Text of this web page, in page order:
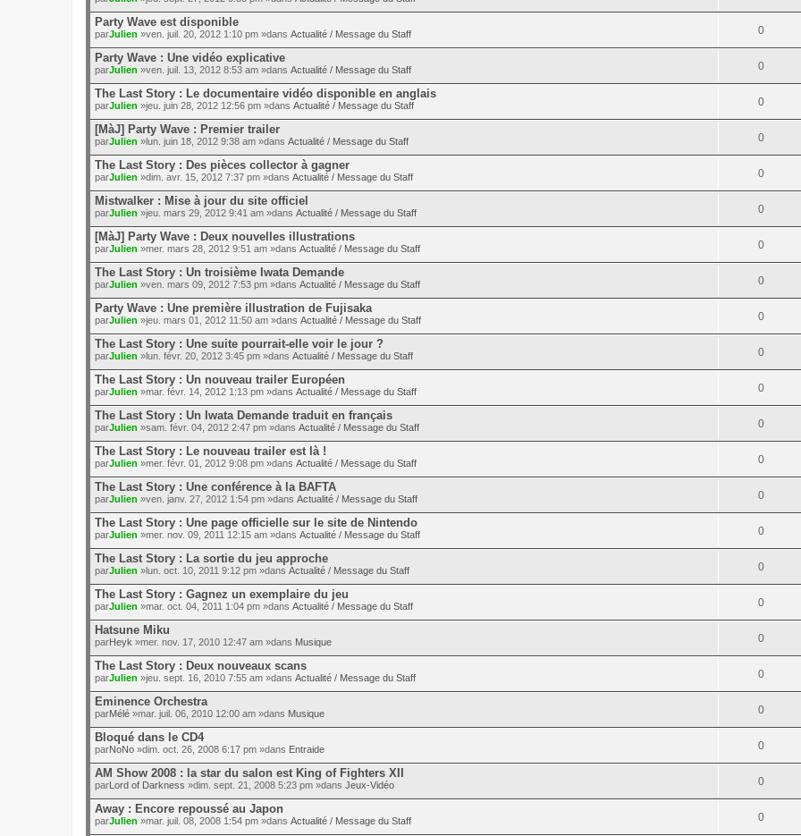
Party Wave est disponible
parJulien »ven. juil. 20, 2012 1:10 pm »dans Actualité / Message du Staff 0
Party Wave : Une vidéo explicative
parJulien »ven. juil. 13, 2012 8:53 am »dans Actualité / Message du Staff 0
The Last Story : Le documentaire vidéo disponible en anglais
parJulien »jeu. juin 28, 2012 12:56 pm »dans Actualité / Message du Staff 0
[MàJ] Party Wave : Premier trailer
parJulien »lun. juin 18, 2012 9:38 am »dans Actualité / Message du Staff 0
The Last Story : Des pièces collector à gagner
parJulien »dim. avr. 15, 2012 7:37 pm »dans Actualité / Message du Staff 0
Mistwalker : Mise à jour du site officiel
parJulien »jeu. mars 29, 2012 9:41 am »dans Actualité / Message du Staff 0
[MàJ] Party Wave : Deux nouvelles illustrations
parJulien »mer. mars 28, 2012 9:51 am »dans Actualité / Message du Staff 0
The Last Story : Un troisième Iwata Demande
parJulien »ven. mars 09, 2012 7:53 pm »dans Actualité / Message du Staff 0
Party Wave : Une première illustration de Fujisaka
parJulien »jeu. mars 01, 2012 11:50 am »dans Actualité / Message du Staff 0
The Last Story : Une suite pourrait-elle voir le jour ?
parJulien »lun. févr. 20, 2012 3:45 pm »dans Actualité / Message du Staff 0
The Last Story : Un nouveau trailer Européen
parJulien »mar. févr. 14, 2012 1:13 pm »dans Actualité / Message du Staff 0
The Last Story : Un Iwata Demande traduit en français
parJulien »sam. févr. 04, 2012 2:47 pm »dans Actualité / Message du Staff 0
The Last Story : Le nouveau trailer est là !
parJulien »mer. févr. 01, 2012 9:08 pm »dans Actualité / Message du Staff 0
The Last Story : Une conférence à la BAFTA
parJulien »ven. janv. 27, 2012 1:54 pm »dans Actualité / Message du Staff 0
The Last Story : Une page officielle sur le site de Nintendo
parJulien »mer. nov. 09, 2011 12:15 am »dans Actualité / Message du Staff 0
The Last Story : La sortie du jeu approche
parJulien »lun. oct. 10, 2011 9:12 pm »dans Actualité / Message du Staff 0
The Last Story : Gagnez un exemplaire du jeu
parJulien »mar. oct. 04, 2011 1:04 pm »dans Actualité / Message du Staff 0
Hatsune Miku
parHeyk »mer. nov. 17, 2010 12:47 am »dans Musique 0
The Last Story : Deux nouveaux scans
parJulien »jeu. sept. 16, 2010 7:55 am »dans Actualité / Message du Staff 0
Eminence Orchestra
parMélé »mar. juil. 06, 2010 12:00 am »dans Musique 0
Bloqué dans le CD4
parNoNo »dim. oct. 26, 2008 6:17 pm »dans Entraide 0
AM Show 2008 : la star du salon est King of Fighters XII
parLord of Darkness »dim. sept. 21, 2008 5:23 pm »dans Jeux-Vidéo 0
Away : Encore repoussé au Japon
parJulien »mar. juil. 08, 2008 1:54 pm »dans Actualité / Message du Staff 0